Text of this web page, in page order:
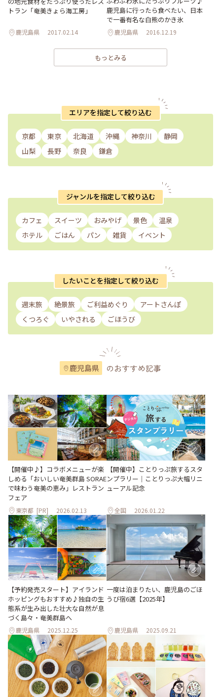
トラン「奄美きょら海工房」
鹿児島県 2017.02.14
鹿児島に行ったら食べたい、日本
で一番有名な白熊のかき氷
鹿児島県 2016.12.19
もっとみる
エリアを指定して絞り込む
京都 東京 北海道 沖縄 神奈川
静岡
山梨
長野 奈良 鎌倉
ジャンルを指定して絞り込む
カフェ スイーツ おみやげ 景色
温泉
ホテル
ごはん パン 雑貨 イベント
したいことを指定して絞り込む
週末旅 絶景旅 ご利益めぐり
アートさんぽ
くつろぐ
いやされる ごほうび
鹿児島県 のおすすめ記事
【開催中♪】コラボメニューが楽
しめる「おいしい奄美群島 SORAE
で味わう奄美の恵み」レストラン
フェア
東京都 [PR] 2026.02.13
【開催中】ことりっぷ旅するスタ
ンプラリー｜ことりっぷ大幅リニ
ューアル記念
全国 2026.01.22
【予約発売スタート】アイランド
ホッピングもおすすめ♪独自の生
態系が生み出した壮大な自然が息
づく島々・奄美群島へ
鹿児島県 2025.12.25
一度は泊まりたい、鹿児島のごほ
うび宿6選【2025年】
鹿児島県 2025.09.21